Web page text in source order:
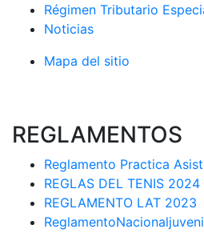
Régimen Tributario
Noticias
Mapa del sitio
REGLAMENTOS
Reglamento Practica
REGLAS DEL TENIS 2024
REGLAMENTO LAT 2023